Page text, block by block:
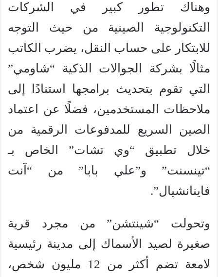
وهناك تطور كبير في الشركات
التكنولوجية الصينية من حيث التوجه
للابتكار على حساب النقل، يضرب الكاتب
مثالًا بشركة الجوالات الذكية “شاومي”
التي تقوم بتحديث برامجها استنادًا إلى
ملاحظات المستخدمين، فضلًا عن اعتماد
الصين السريع للمدفوعات الرقمية من
خلال تطبيق “وي تشات” الخاص بـ
“تينسنت” و”علي بابا” من “آنت
فاينانشيال”.
وتحولت “شينتشن” من مجرد قرية
صغيرة لصيد الأسماك إلى مدينة رئيسية
لامعة تضم أكثر من 12 مليون شخص،